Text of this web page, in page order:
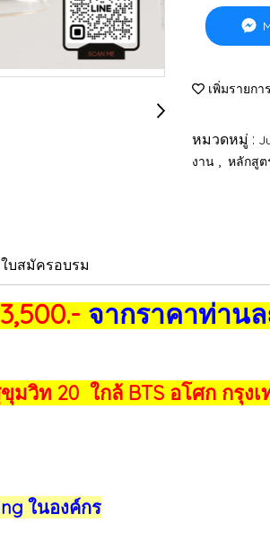
เพิ่มรายกา
หมวดหมู่ :
งาน
หลักสูต
ใบสมัครอบรม
จากราคาท่าน
มวิท 20 ใกล้ BTS อโศก กรุง
ในองค์กร